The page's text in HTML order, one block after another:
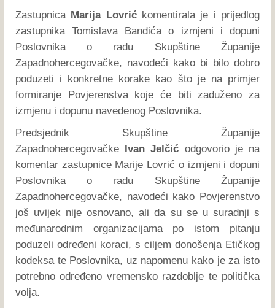
Zastupnica Marija Lovrićkomentirala je i prijedlog
zastupnika Tomislava Bandića o izmjeni i dopuni
Poslovnika o radu Skupštine Županije
Zapadnohercegovačke, navodeći kako bi bilo dobro
poduzeti i konkretne korake kao što je na primjer
formiranje Povjerenstva koje će biti zaduženo za
izmjenu i dopunu navedenog Poslovnika.
Predsjednik Skupštine Županije
Zapadnohercegovačke
Ivan Jelčić odgovorio je na
komentar zastupnice Marije Lovrić o izmjeni i dopuni
Poslovnika o radu Skupštine Županije
Zapadnohercegovačke, navodeći kako Povjerenstvo
još uvijek nije osnovano, ali da su se u suradnji s
međunarodnim organizacijama po istom pitanju
poduzeli određeni koraci, s ciljem donošenja Etičkog
kodeksa te Poslovnika, uz napomenu kako je za isto
potrebno određeno vremensko razdoblje te politička
volja.